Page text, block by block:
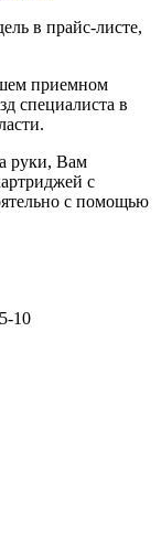
в прайс-листе,
приемном
специалиста в
руки, Вам
с
с помощью
10